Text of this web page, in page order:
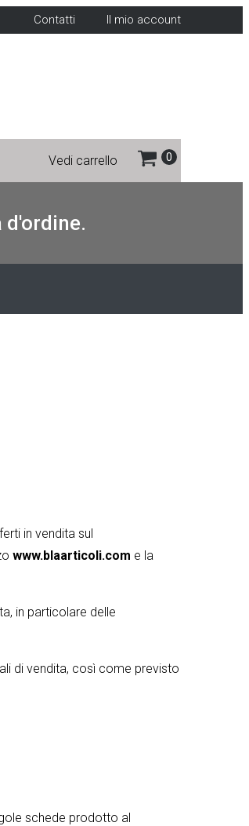
Contatti Il mio account
Vedi carrello
in vendita sul
www.blaarticoli.com e la
in particolare delle
di vendita, così come previsto
schede prodotto al